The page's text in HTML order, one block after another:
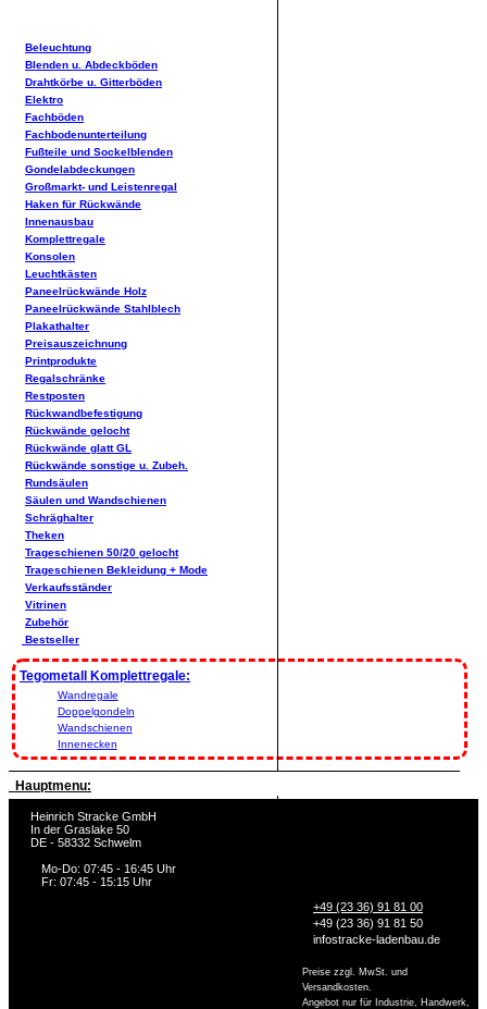
Beleuchtung
Blenden u. Abdeckböden
Drahtkörbe u. Gitterböden
Elektro
Fachböden
Fachbodenunterteilung
Fußteile und Sockelblenden
Gondelabdeckungen
Großmarkt- und Leistenregal
Haken für Rückwände
Innenausbau
Komplettregale
Konsolen
Leuchtkästen
Paneelrückwände Holz
Paneelrückwände Stahlblech
Plakathalter
Preisauszeichnung
Printprodukte
Regalschränke
Restposten
Rückwandbefestigung
Rückwände gelocht
Rückwände glatt GL
Rückwände sonstige u. Zubeh.
Rundsäulen
Säulen und Wandschienen
Schräghalter
Theken
Trageschienen 50/20 gelocht
Trageschienen Bekleidung + Mode
Verkaufsständer
Vitrinen
Zubehör
Bestseller
Tegometall Komplettregale:
Wandregale
Doppelgondeln
Wandschienen
Innenecken
Hauptmenu:
Heinrich Stracke GmbH
In der Graslake 50
DE - 58332 Schwelm
Mo-Do: 07:45 - 16:45 Uhr
Fr: 07:45 - 15:15 Uhr
+49 (23 36) 91 81 00
+49 (23 36) 91 81 50
infostracke-ladenbau.de
Preise zzgl. MwSt. und
Versandkosten.
Angebot nur für Industrie, Handwerk,